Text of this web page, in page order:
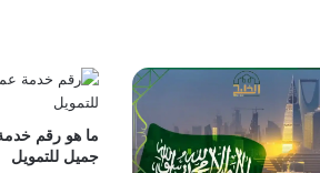
ما هو رقم
جميل للتمويل